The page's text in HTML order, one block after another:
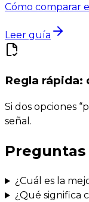
Cómo comparar
Leer guía
Regla
Si dos opciones
señal.
¿Cuál es la
¿Qué significa